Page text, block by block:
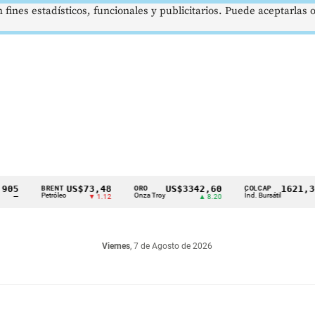
BRENT
Petróleo
US$73,48
▼ 1.12
ORO
Onza Troy
US$3342,60
▲ 8.20
COLCAP
Índ. Bursátil
1621,34 pts
Viernes, 7 de Agosto de 2026
estadísticos, funcionales y publicitarios. Puede aceptarlas